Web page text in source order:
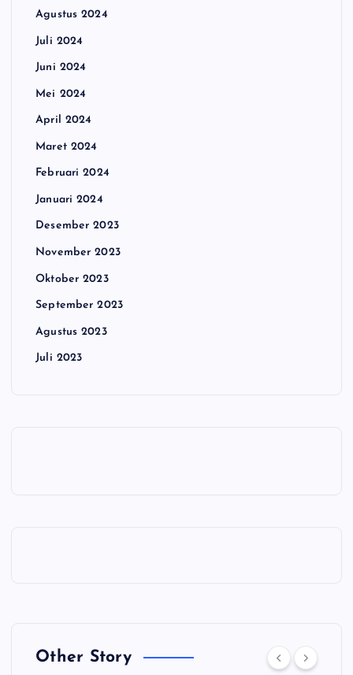
Agustus 2024
Juli 2024
Juni 2024
Mei 2024
April 2024
Maret 2024
Februari 2024
Januari 2024
Desember 2023
November 2023
Oktober 2023
September 2023
Agustus 2023
Juli 2023
Other Story